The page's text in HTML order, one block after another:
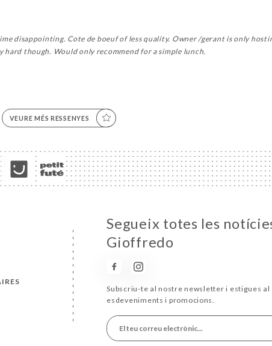
disappointing. Cote de boeuf of less quality. Owner /gerant is only
though. Would only recommend for a simple lunch.
VEURE MÉS RESSENYES
Segueix totes les
Gioffredo
Subscriu-te al nostre newsletter i estigues al
esdeveniments i promocions.